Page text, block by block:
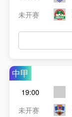
未开赛
中甲
19:00
未开赛